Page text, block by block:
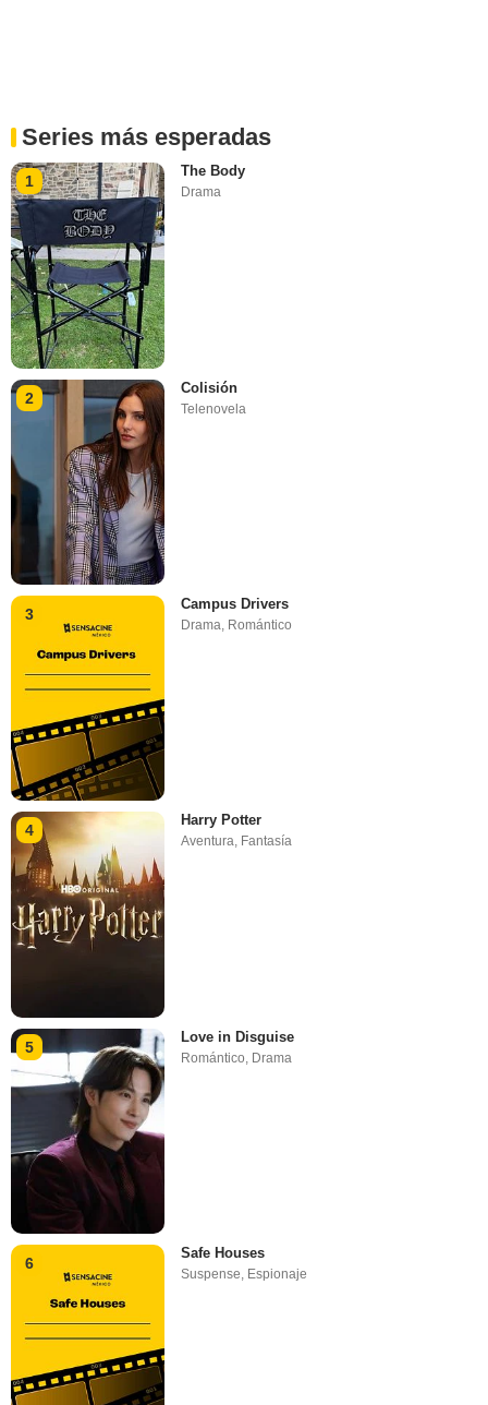
Series más esperadas
1
The Body
Drama
2
Colisión
Telenovela
3
Campus Drivers
Drama, Romántico
4
Harry Potter
Aventura, Fantasía
5
Love in Disguise
Romántico Drama
6
Safe Houses
Suspense, Espionaje